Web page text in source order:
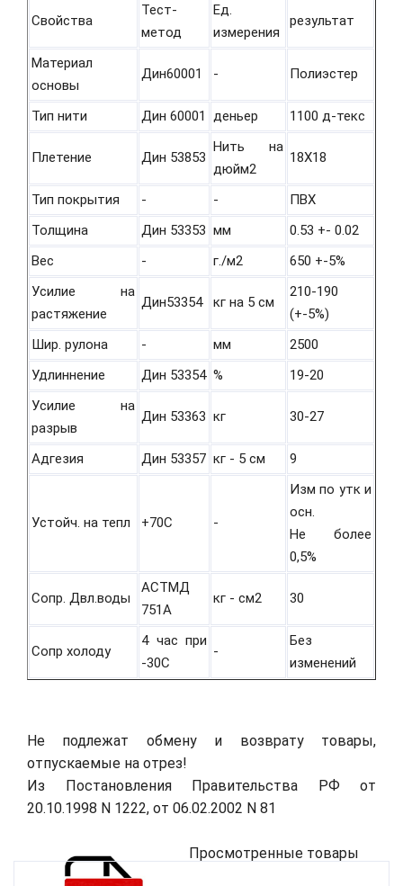
Свойства
Тест-
метод
Ед.
измерения
результат
Материал
основы
Дин60001 - Полиэстер
Тип нити Дин 60001 деньер 1100 д-текс
Плетение Дин 53853
Нить на
дюйм2
18Х18
Тип покрытия - -
ПВХ
Толщина
Дин 53353 мм
0.53 +- 0.02
Вес
- г./м2
650 +-5%
Усилие на
растяжение
Дин53354 кг на 5 см
210-190
(+-5%)
Шир. рулона
- мм
2500
Удлиннение
Дин 53354 %
19-20
Усилие на
разрыв
Дин 53363 кг 30-27
Адгезия Дин 53357 кг - 5 см 9
Устойч. на тепл +70С -
Изм по утк и
осн.
Не более
0,5%
Сопр. Двл.воды
АСТМД
751А
кг - см2 30
Сопр холоду
4 час при
-30С
-
Без
изменений
Не подлежат обмену и возврату товары,
отпускаемые на отрез!
Из Постановления Правительства РФ от
20.10.1998 N 1222, от 06.02.2002 N 81
Просмотренные товары